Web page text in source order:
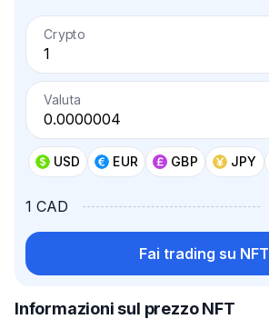
Crypto
Valuta
USD EUR GBP JPY
1 CAD
Fai trading su NFT
Informazioni sul prezzo NFT